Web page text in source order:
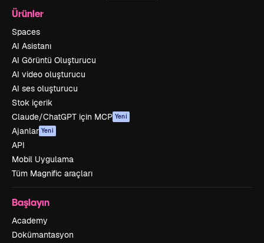
Ürünler
Spaces
AI Asistanı
AI Görüntü Oluşturucu
AI video oluşturucu
AI ses oluşturucu
Stok içerik
Claude/ChatGPT için MCP Yeni
Ajanlar Yeni
API
Mobil Uygulama
Tüm Magnific araçları
Başlayın
Academy
Dokümantasyon